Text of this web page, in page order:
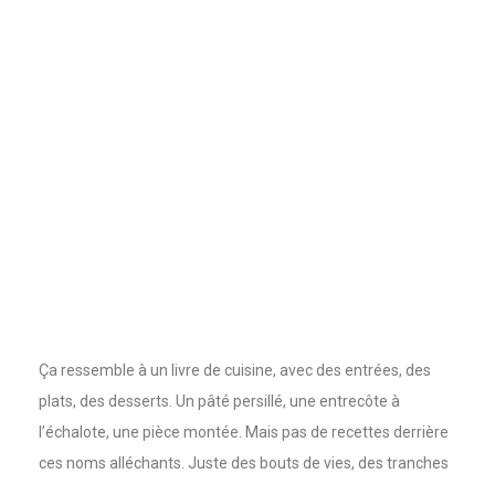
Ça ressemble à un livre de cuisine, avec des entrées, des
plats, des desserts. Un pâté persillé, une entrecôte à
l’échalote, une pièce montée. Mais pas de recettes derrière
ces noms alléchants. Juste des bouts de vies, des tranches